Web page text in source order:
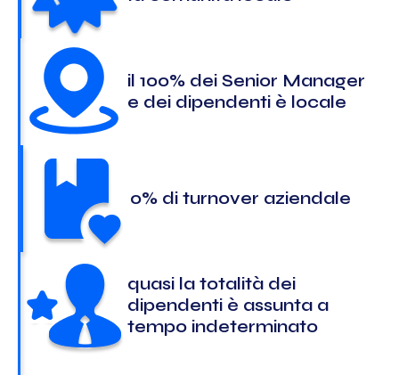
il 100% dei Senior Manager
e dei dipendenti è locale
0% di turnover aziendale
quasi la totalità dei
dipendenti è assunta a
tempo indeterminato